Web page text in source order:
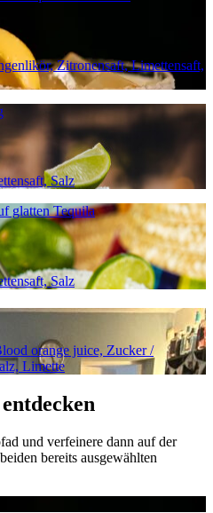
Zitronensaft, Limettensaft,
Salz
glatten Tequila
Salz
orange juice, Zucker /
Limette
und verfeinere dann auf der
bereits ausgewählten